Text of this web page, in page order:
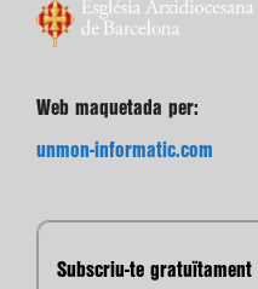
Web maquetada per:
unmon-informatic.com
Subscriu-te gratuïtament